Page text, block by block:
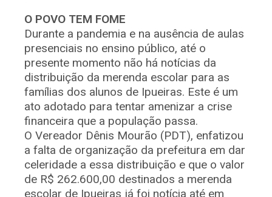
O POVO TEM FOME
Durante a pandemia e na ausência de aulas
presenciais no ensino público, até o
presente momento não há notícias da
distribuição da merenda escolar para as
famílias dos alunos de Ipueiras. Este é um
ato adotado para tentar amenizar a crise
financeira que a população passa.
O Vereador Dênis Mourão (PDT), enfatizou
a falta de organização da prefeitura em dar
celeridade a essa distribuição e que o valor
de R$ 262.600,00 destinados a merenda
escolar de Ipueiras já foi notícia até em